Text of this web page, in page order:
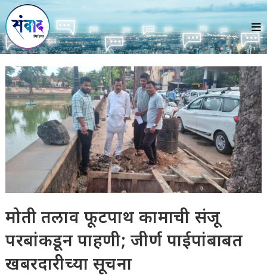
Skip
to
content
मोती तलाव फूटपाथ कामाची संजू
परबांकडून पाहणी; जीर्ण पाईपांबाबत
खबरदारीच्या सूचना